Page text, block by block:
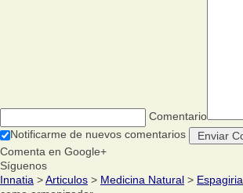
Comentario
Notificarme de nuevos comentarios
Comenta en Google+
Síguenos
Innatia >Articulos > Medicina Natural > Espagiria